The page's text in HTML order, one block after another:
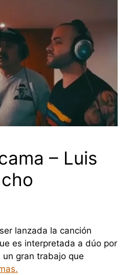
– Luis
lanzada la canción
es interpretada a dúo por
un gran trabajo que